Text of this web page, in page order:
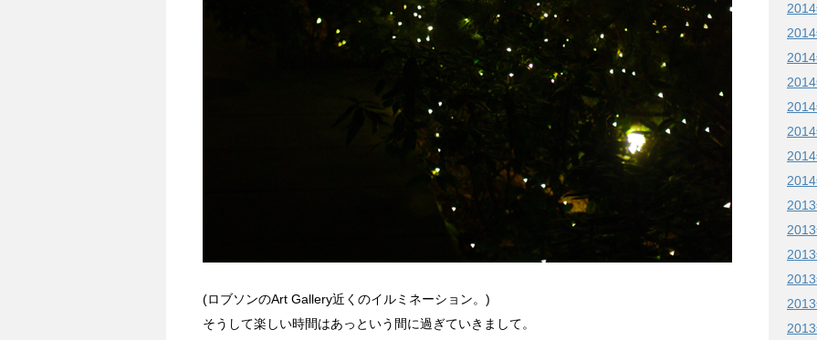
(ロブソンのArt Gallery近くのイルミネーション。)
そうして楽しい時間はあっという間に過ぎていきまして。